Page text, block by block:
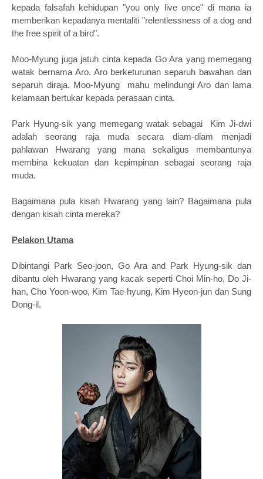
kepada falsafah kehidupan "you only live once" di mana ia
memberikan kepadanya mentaliti "relentlessness of a dog and
the free spirit of a bird".
Moo-Myung juga jatuh cinta kepada Go Ara yang memegang
watak bernama Aro. Aro berketurunan separuh bawahan dan
separuh diraja. Moo-Myung mahu melindungi Aro dan lama
kelamaan bertukar kepada perasaan cinta.
Park Hyung-sik yang memegang watak sebagai Kim Ji-dwi
adalah seorang raja muda secara diam-diam menjadi
pahlawan Hwarang yang mana sekaligus membantunya
membina kekuatan dan kepimpinan sebagai seorang raja
muda.
Bagaimana pula kisah Hwarang yang lain? Bagaimana pula
dengan kisah cinta mereka?
Pelakon Utama
Dibintangi Park Seo-joon, Go Ara and Park Hyung-sik dan
dibantu oleh Hwarang yang kacak seperti Choi Min-ho, Do Ji-
han, Cho Yoon-woo, Kim Tae-hyung, Kim Hyeon-jun dan Sung
Dong-il.